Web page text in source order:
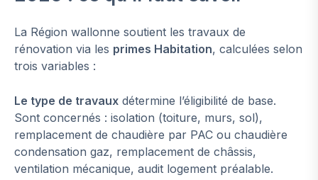
La Région wallonne soutient les travaux de
rénovation via les primes Habitation, calculées selon
trois variables :
Le type de travaux détermine l’éligibilité de base.
Sont concernés : isolation (toiture, murs, sol),
remplacement de chaudière par PAC ou chaudière
condensation gaz, remplacement de châssis,
ventilation mécanique, audit logement préalable.